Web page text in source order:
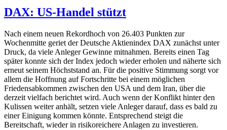
DAX: US-Handel stützt
Nach einem neuen Rekordhoch von 26.403 Punkten zur
Wochenmitte geriet der Deutsche Aktienindex DAX zunächst unter
Druck, da viele Anleger Gewinne mitnahmen. Bereits einen Tag
später konnte sich der Index jedoch wieder erholen und näherte sich
erneut seinem Höchststand an. Für die positive Stimmung sorgt vor
allem die Hoffnung auf Fortschritte bei einem möglichen
Friedensabkommen zwischen den USA und dem Iran, über die
derzeit vielfach berichtet wird. Auch wenn der Konflikt hinter den
Kulissen weiter anhält, setzen viele Anleger darauf, dass es bald zu
einer Einigung kommen könnte. Entsprechend steigt die
Bereitschaft, wieder in risikoreichere Anlagen zu investieren.